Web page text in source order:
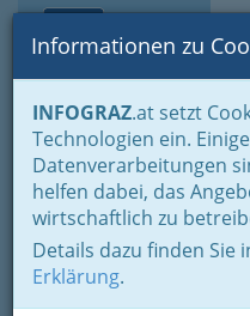
Informationen zu
INFOGRAZ.at setzt
Technologien ein.
Datenverarbeitungen
helfen dabei, das
wirtschaftlich zu
Details dazu finden Sie
Erklärung.
Home Branchen
NRG
Ges.m.b.H.
Puntigamer Straße 127,
+43 316 286 545
+43 316 286 545-40